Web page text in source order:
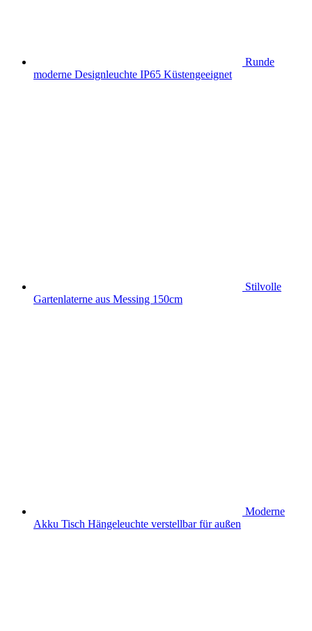
Runde
moderne Designleuchte IP65 Küstengeeignet
Stilvolle
Gartenlaterne aus Messing 150cm
Moderne
Akku Tisch Hängeleuchte verstellbar für außen